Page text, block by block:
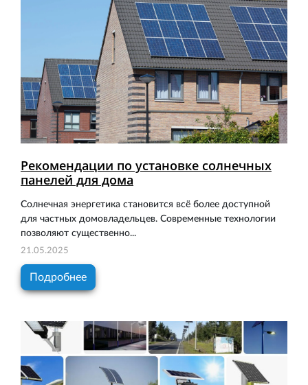
Рекомендации по установке солнечных
панелей для дома
Солнечная энергетика становится всё более доступной
для частных домовладельцев. Современные технологии
позволяют существенно...
21.05.2025
Подробнее